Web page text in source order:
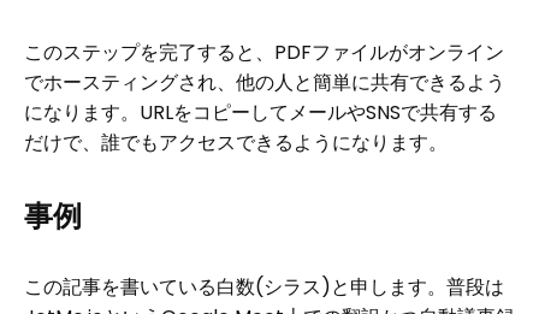
このステップを完了すると、PDFファイルがオンライン
でホースティングされ、他の人と簡単に共有できるよう
になります。URLをコピーしてメールやSNSで共有する
だけで、誰でもアクセスできるようになります。
事例
この記事を書いている白数(シラス)と申します。普段は